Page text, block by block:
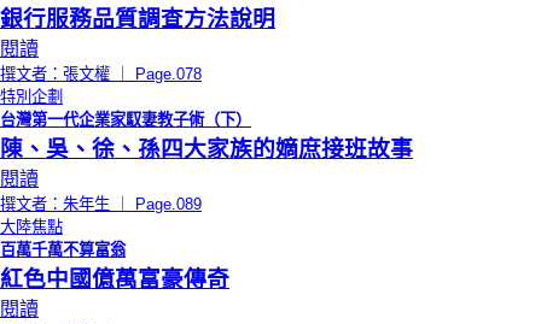
銀行服務品質調查方法說明
閱讀
撰文者：張文權 ｜ Page.078
特別企劃
台灣第一代企業家馭妻教子術（下）
陳、吳、徐、孫四大家族的嫡庶接班故事
閱讀
撰文者：朱年生 ｜ Page.089
大陸焦點
百萬千萬不算富翁
紅色中國億萬富豪傳奇
閱讀